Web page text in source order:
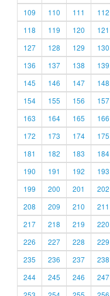
109
110 111 112
118
119 120 121
127
128 129 130
136
137 138 139
145
146 147 148
154
155 156 157
163
164 165 166
172
173 174 175
181
182 183 184
190
191 192 193
199
200 201 202
208
209 210 211
217
218 219 220
226
227 228 229
235
236 237 238
244
245 246 247